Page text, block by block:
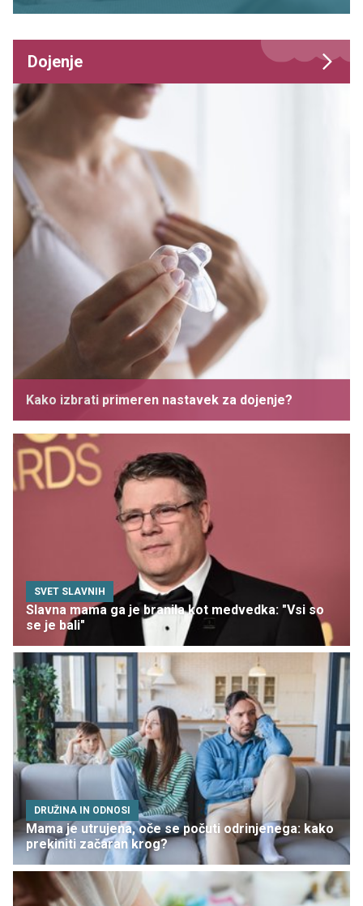
Dojenje
Kako izbrati primeren nastavek za dojenje?
SVET SLAVNIH
Slavna mama ga je branila kot medvedka: "Vsi so
se je bali"
DRUŽINA IN ODNOSI
Mama je utrujena, oče se počuti odrinjenega: kako
prekiniti začaran krog?